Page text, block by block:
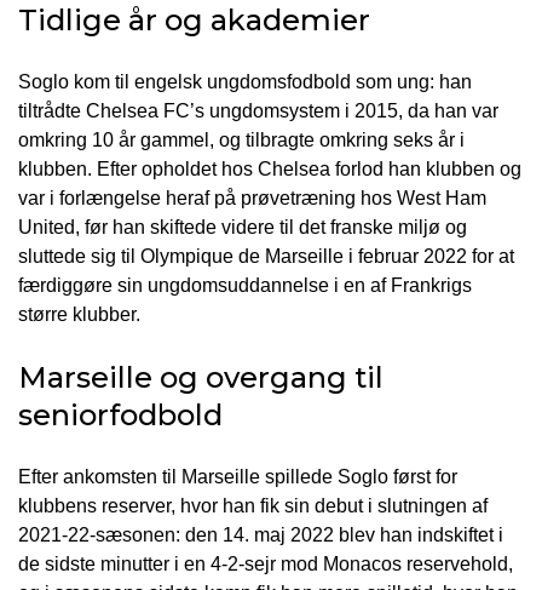
Tidlige år og akademier
Soglo kom til engelsk ungdomsfodbold som ung: han
tiltrådte Chelsea FC’s ungdomsystem i 2015, da han var
omkring 10 år gammel, og tilbragte omkring seks år i
klubben. Efter opholdet hos Chelsea forlod han klubben og
var i forlængelse heraf på prøvetræning hos West Ham
United, før han skiftede videre til det franske miljø og
sluttede sig til Olympique de Marseille i februar 2022 for at
færdiggøre sin ungdomsuddannelse i en af Frankrigs
større klubber.
Marseille og overgang til
seniorfodbold
Efter ankomsten til Marseille spillede Soglo først for
klubbens reserver, hvor han fik sin debut i slutningen af
2021-22-sæsonen: den 14. maj 2022 blev han indskiftet i
de sidste minutter i en 4-2-sejr mod Monacos reservehold,